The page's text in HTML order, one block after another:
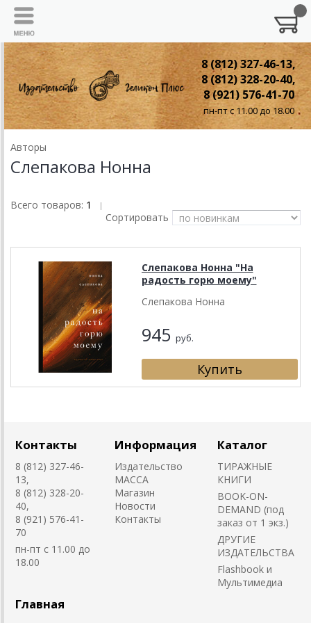
8 (812) 327-46-13,
8 (812) 328-20-40,
8 (921) 576-41-70
пн-пт с 11.00 до 18.00
Авторы
Слепакова Нонна
Всего товаров: 1 |
Сортировать
Слепакова Нонна "На
радость горю моему"
Слепакова Нонна
945 руб.
Контакты
8 (812) 327-46-
13,
8 (812) 328-20-
40,
8 (921) 576-41-
70
пн-пт с 11.00 до
18.00
Информация
Издательство
MACCA
Магазин
Новости
Контакты
Каталог
ТИРАЖНЫЕ
КНИГИ
BOOK-ON-
DEMAND (под
заказ от 1 экз.)
ДРУГИЕ
ИЗДАТЕЛЬСТВА
Flashbook и
Мультимедиа
Главная